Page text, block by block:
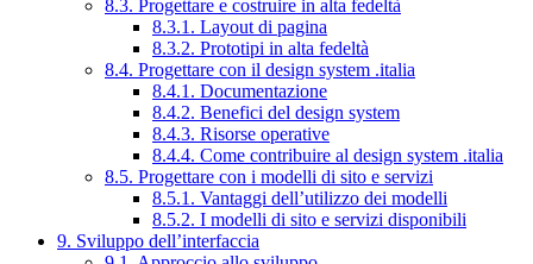
8.3. Progettare e costruire in alta fedeltà
8.3.1. Layout di pagina
8.3.2. Prototipi in alta fedeltà
8.4. Progettare con il design system .italia
8.4.1. Documentazione
8.4.2. Benefici del design system
8.4.3. Risorse operative
8.4.4. Come contribuire al design system .italia
8.5. Progettare con i modelli di sito e servizi
8.5.1. Vantaggi dell’utilizzo dei modelli
8.5.2. I modelli di sito e servizi disponibili
9. Sviluppo dell’interfaccia